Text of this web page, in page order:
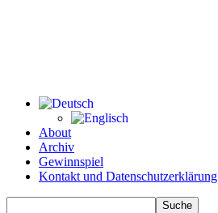
About
Archiv
Gewinnspiel
Kontakt und Datenschutzerklärung